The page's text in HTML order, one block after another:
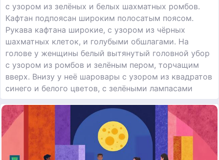
с узором из зелёных и белых шахматных ромбов.
Кафтан подпоясан широким полосатым поясом.
Рукава кафтана широкие, с узором из чёрных
шахматных клеток, и голубыми обшлагами. На
голове у женщины белый вытянутый головной убор
с узором из ромбов и зелёным пером, торчащим
вверх. Внизу у неё шаровары с узором из квадратов
синего и белого цветов, с зелёными лампасами